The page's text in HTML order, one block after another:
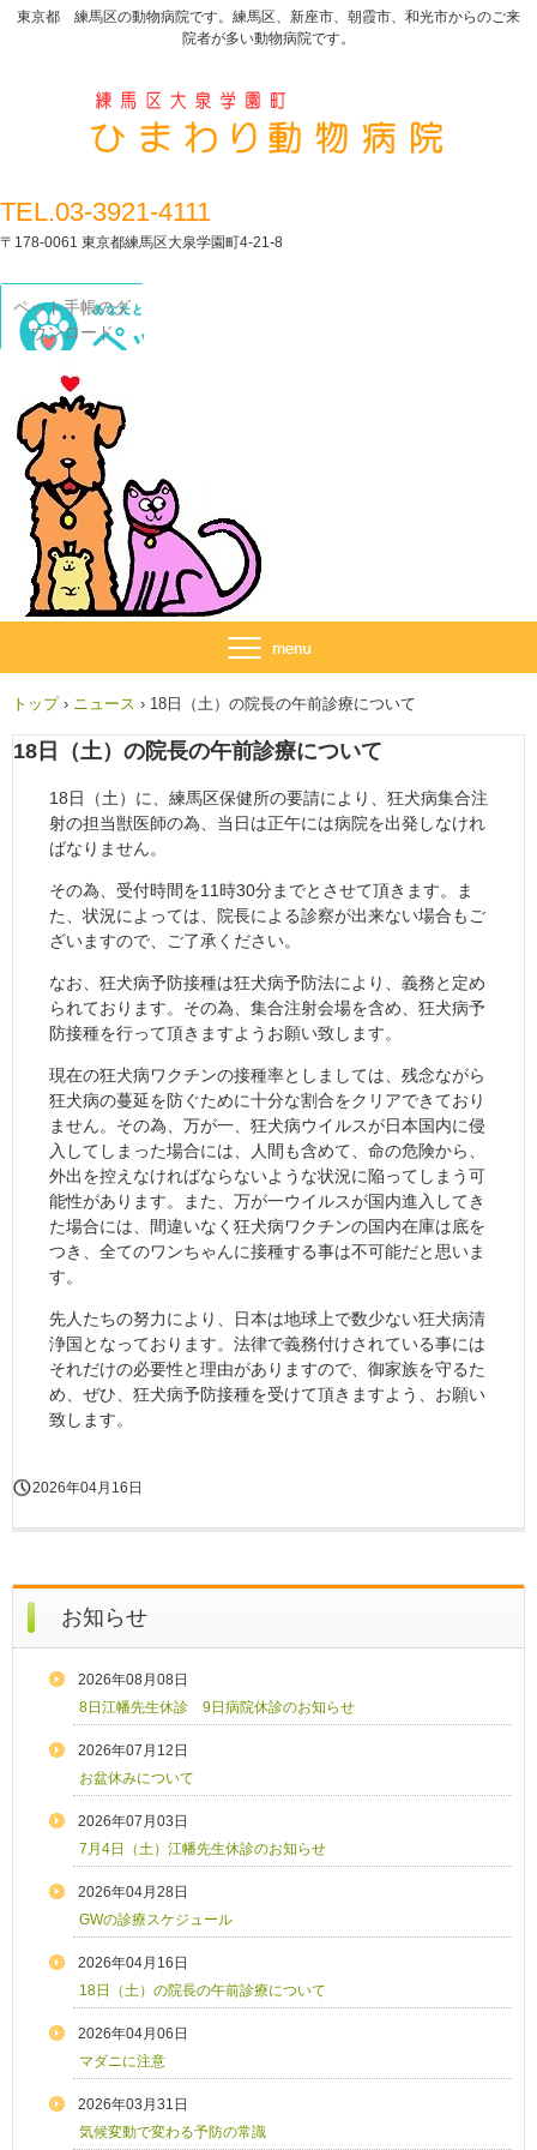
東京都 練馬区の動物病院です。練馬区、新座市、朝霞市、和光市からのご来
院者が多い動物病院です。
TEL.03-3921-4111
〒178-0061 東京都練馬区大泉学園町4-21-8
ペット手帳のダ
ウンロード
トップ › ニュース › 18日（土）の院長の午前診療について
18日（土）の院長の午前診療について
18日（土）に、練馬区保健所の要請により、狂犬病集合注
射の担当獣医師の為、当日は正午には病院を出発しなけれ
ばなりません。
その為、受付時間を11時30分までとさせて頂きます。ま
た、状況によっては、院長による診察が出来ない場合もご
ざいますので、ご了承ください。
なお、狂犬病予防接種は狂犬病予防法により、義務と定め
られております。その為、集合注射会場を含め、狂犬病予
防接種を行って頂きますようお願い致します。
現在の狂犬病ワクチンの接種率としましては、残念ながら
狂犬病の蔓延を防ぐために十分な割合をクリアできており
ません。その為、万が一、狂犬病ウイルスが日本国内に侵
入してしまった場合には、人間も含めて、命の危険から、
外出を控えなければならないような状況に陥ってしまう可
能性があります。また、万が一ウイルスが国内進入してき
た場合には、間違いなく狂犬病ワクチンの国内在庫は底を
つき、全てのワンちゃんに接種する事は不可能だと思いま
す。
先人たちの努力により、日本は地球上で数少ない狂犬病清
浄国となっております。法律で義務付けされている事には
それだけの必要性と理由がありますので、御家族を守るた
め、ぜひ、狂犬病予防接種を受けて頂きますよう、お願い
致します。
2026年04月16日
お知らせ
2026年08月08日
8日江幡先生休診 9日病院休診のお知らせ
2026年07月12日
お盆休みについて
2026年07月03日
7月4日（土）江幡先生休診のお知らせ
2026年04月28日
GWの診療スケジュール
2026年04月16日
18日（土）の院長の午前診療について
2026年04月06日
マダニに注意
2026年03月31日
気候変動で変わる予防の常識